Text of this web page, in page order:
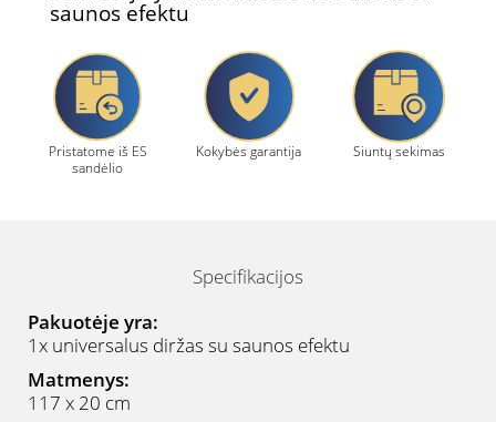
saunos efektu
Pristatome iš ES
sandėlio
Kokybės garantija Siuntų sekimas
Specifikacijos
Pakuotėje yra:
1x universalus diržas su saunos efektu
Matmenys:
117 x 20 cm